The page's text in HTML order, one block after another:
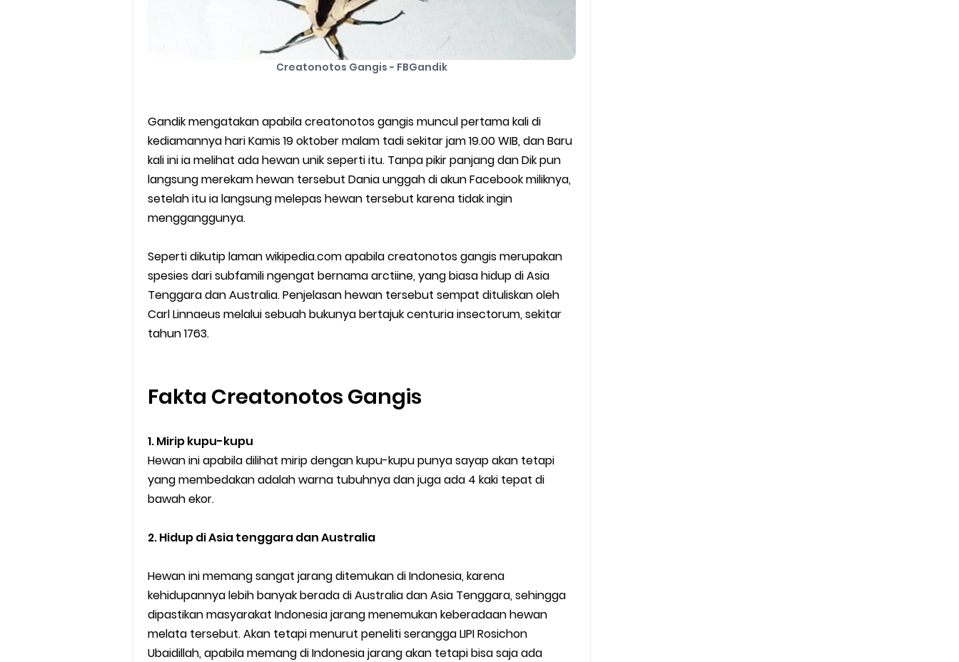
Creatonotos Gangis - FBGandik
Gandik mengatakan apabila creatonotos gangis muncul pertama kali di
kediamannya hari Kamis 19 oktober malam tadi sekitar jam 19.00 WIB, dan Baru
kali ini ia melihat ada hewan unik seperti itu. Tanpa pikir panjang dan Dik pun
langsung merekam hewan tersebut Dania unggah di akun Facebook miliknya,
setelah itu ia langsung melepas hewan tersebut karena tidak ingin
mengganggunya.
Seperti dikutip laman wikipedia.com apabila creatonotos gangis merupakan
spesies dari subfamili ngengat bernama arctiine, yang biasa hidup di Asia
Tenggara dan Australia. Penjelasan hewan tersebut sempat dituliskan oleh
Carl Linnaeus melalui sebuah bukunya bertajuk centuria insectorum, sekitar
tahun 1763.
Fakta Creatonotos Gangis
1. Mirip kupu-kupu
Hewan ini apabila dilihat mirip dengan kupu-kupu punya sayap akan tetapi
yang membedakan adalah warna tubuhnya dan juga ada 4 kaki tepat di
bawah ekor.
2. Hidup di Asia tenggara dan Australia
Hewan ini memang sangat jarang ditemukan di Indonesia, karena
kehidupannya lebih banyak berada di Australia dan Asia Tenggara, sehingga
dipastikan masyarakat Indonesia jarang menemukan keberadaan hewan
melata tersebut. Akan tetapi menurut peneliti serangga LIPI Rosichon
Ubaidillah, apabila memang di Indonesia jarang akan tetapi bisa saja ada